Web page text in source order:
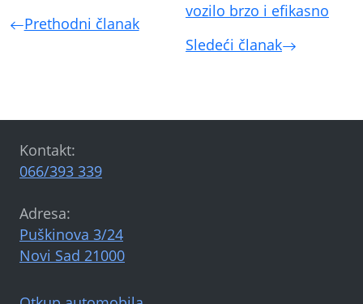
Prethodni članak
vozilo brzo i efikasno
Sledeći članak
Kontakt:
066/393 339
Adresa:
Puškinova 3/24
Novi Sad 21000